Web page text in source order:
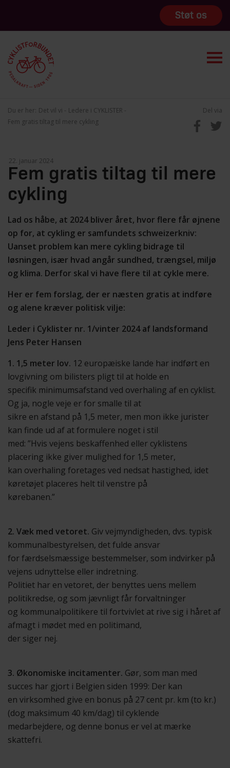
Støt os
Du er her: Det vil vi
Ledere i CYKLISTER
Fem gratis tiltag til mere cykling
Del via
Fem gratis tiltag til mere
cykling
Lad os håbe, at 2024 bliver året, hvor flere får øjnene
op for, at cykling er samfundets schweizerkniv:
Uanset problem kan mere cykling bidrage til
løsningen, især hvad angår sundhed, trængsel, miljø
og klima. Derfor skal vi have flere til at cykle mere.
Her er fem forslag, der er næsten gratis at indføre
og alene kræver politisk vilje:
Leder i Cyklister nr. 1/vinter 2024 af landsformand
Jens Peter Hansen
1. 1,5 meter lov. 12 europæiske lande har indført en
lovgivning om bilisters pligt til at holde en
specifik minimumsafstand ved overhaling af en cyklist.
Og ja, nogle veje er for smalle til at
sikre en afstand på 1,5 meter, men mon ikke jurister
kan finde ud af at formulere noget i stil
med: ”Hvis vejens beskaffenhed eller cyklistens
placering ikke giver mulighed for 1,5 meter,
kan overhaling foretages ved nedsat hastighed, idet
køretøjet placeres helt til venstre på
kørebanen.”
2. Væk med vetoret. Giv vejmyndigheden, dvs. typisk
kommunalbestyrelsen, det fulde ansvar
for færdselsmæssige bestemmelser, som indvirker på
vejens udnyttelse eller indretning.
Politiet har en vetoret, der benyttes uens mellem
politikredse, og som jævnligt får forvaltninger
og kommunalpolitikere til fortvivlet at rive sig i håret af
afmagt i mødet med en politimand,
der siger nej.
3. Økonomiske incitamenter. Gør, som man med
succes har gjort i Belgien siden 1999: Der kan
en virksomhed give en bonus på 27 cent pr. km (to kr.)
(dog maksimum 40 km/dag) til cyklende
medarbejdere, og denne bonus er vel at mærke
skattefri.